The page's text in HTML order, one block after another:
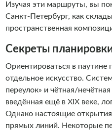
Изучая эти маршруты, вы
Санкт-Петербург, как
пространственная
Секреты
Ориентироваться в паутине
отдельное искусство.
переулок» и чётная/
введённая ещё в XIX веке,
Однако настоящие
прямых линий. Некоторые